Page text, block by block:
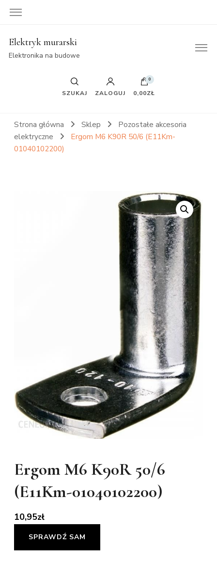
Elektryk murarski
Elektronika na budowe
SZUKAJ ZALOGUJ
0
0,00ZŁ
Strona główna Sklep
Pozostałe akcesoria
elektryczne
Ergom M6 K90R 50/6 (E11Km-
01040102200)
Ergom M6 K90R 50/6
(E11Km-01040102200)
10,95zł
SPRAWDŹ SAM